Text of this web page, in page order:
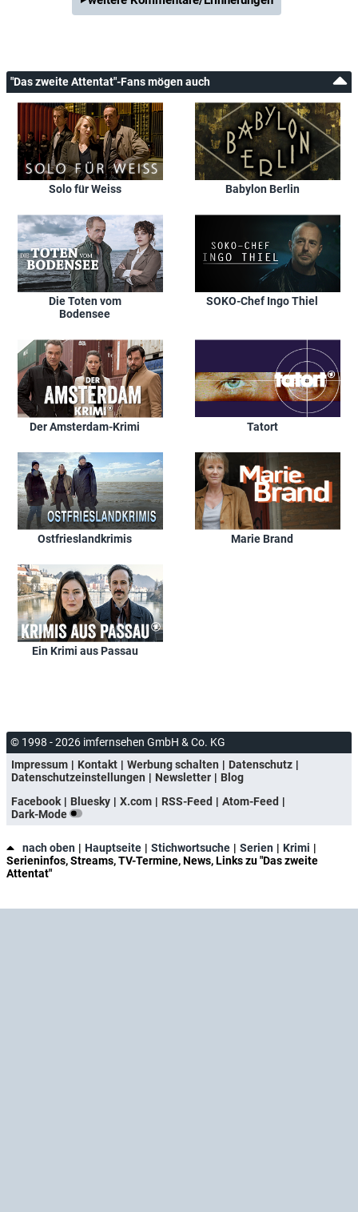
"Das zweite Attentat"-Fans mögen auch
Solo für Weiss Babylon Berlin
Die Toten vom
Bodensee
SOKO-Chef Ingo Thiel
Der Amsterdam-Krimi Tatort
Ostfrieslandkrimis Marie Brand
Ein Krimi aus Passau
© 1998 - 2026 imfernsehen GmbH & Co. KG
Impressum
Kontakt Werbung schalten
Datenschutz
Datenschutzeinstellungen
Newsletter
Blog
Facebook
Bluesky X.com RSS-Feed
Atom-Feed
Dark-Mode
nach oben Hauptseite Stichwortsuche Serien
Krimi
Serieninfos, Streams, TV-Termine, News, Links zu "Das zweite
Attentat"